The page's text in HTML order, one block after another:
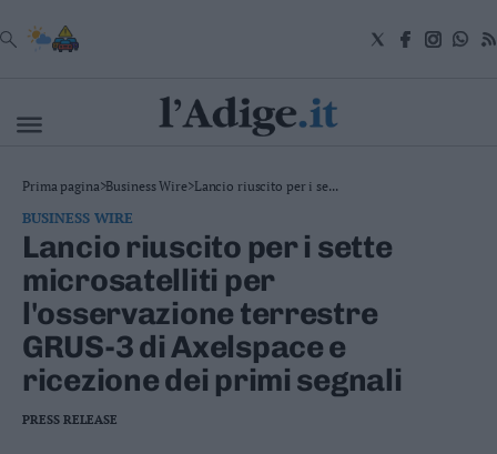
VAI
Cronaca
Attualità
Economia
Cultura
e
Salute
e
Benessere
Montagna
Tecnologia
Prima pagina>Business Wire>Lancio riuscito per i se...
BUSINESS WIRE
Lancio riuscito per i sette
microsatelliti per
l'osservazione terrestre
GRUS-3 di Axelspace e
ricezione dei primi segnali
PRESS RELEASE